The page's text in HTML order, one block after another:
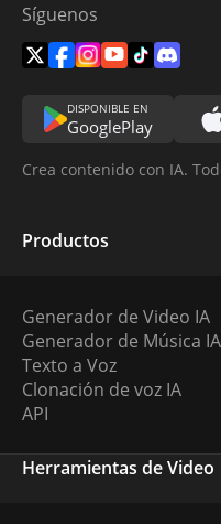
Síguenos
DISPONIBLE EN
GooglePlay
Crea contenido con IA.
Productos
Generador de Video IA
Generador de Música IA
Texto a Voz
Clonación de voz IA
API
Herramientas de Video